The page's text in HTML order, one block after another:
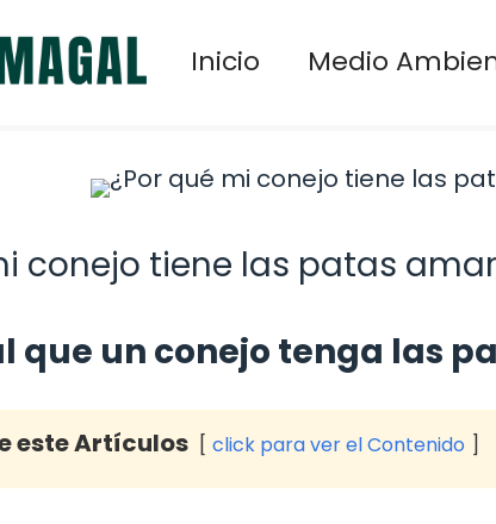
Inicio Medio
conejo tiene las patas
que un conejo tenga las
este Artículos click para ver el Contenido